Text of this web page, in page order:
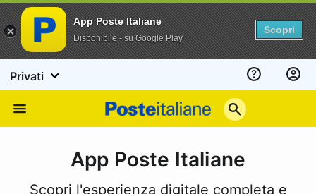
App Poste Italiane
Disponibile - su Google Play
Scopri
Privati
Assistenza
Italiane
App Poste Italiane
Scopri l'esperienza digitale completa e